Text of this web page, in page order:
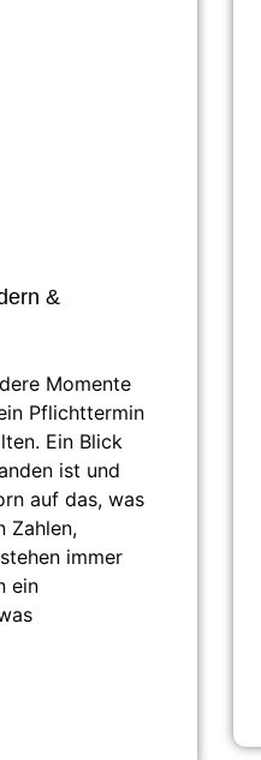
&
Momente
Pflichttermin
Ein Blick
ist und
auf das, was
Zahlen,
immer
ein